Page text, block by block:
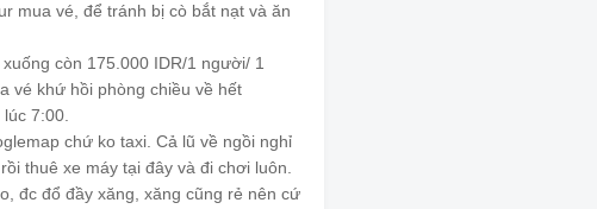
mua vé, để tránh bị cò bắt nạt và ăn
còn 175.000 IDR/1 người/ 1
vé khứ hồi phòng chiều về hết
7:00.
chứ ko taxi. Cả lũ về ngồi nghỉ
thuê xe máy tại đây và đi chơi luôn.
đc đổ đầy xăng, xăng cũng rẻ nên cứ